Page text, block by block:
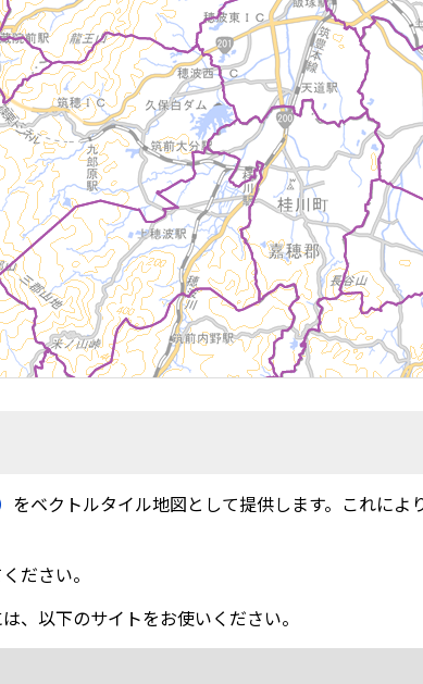
をベクトルタイル地図として提供します。これに
ださい。
、以下のサイトをお使いください。